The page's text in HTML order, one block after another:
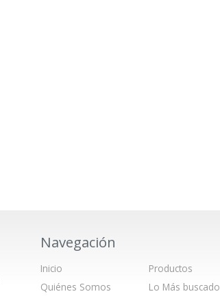
Navegación
Inicio
Quiénes Somos
Productos
Lo Más buscado